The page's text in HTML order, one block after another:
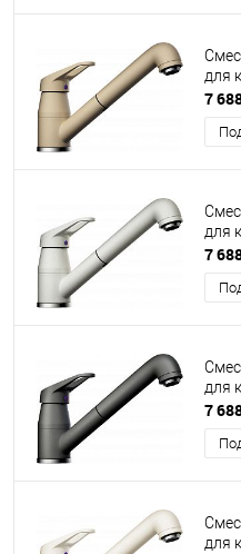
для
7
для
7
для
7
для